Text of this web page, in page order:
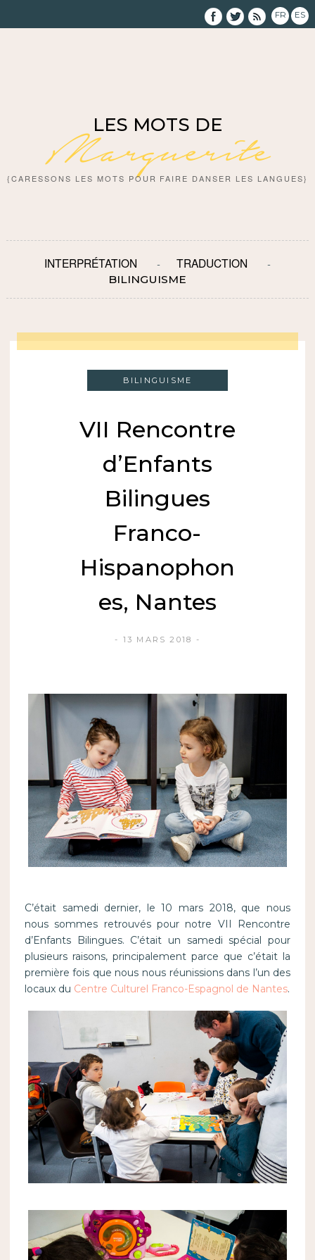
FR ES
LES MOTS DE
Marguerite
{CARESSONS LES MOTS POUR FAIRE DANSER LES LANGUES}
INTERPRÉTATION TRADUCTION
BILINGUISME
BILINGUISME
VII Rencontre
d’Enfants
Bilingues
Franco-
Hispanophon
es, Nantes
13 MARS 2018
C’était samedi dernier, le 10 mars 2018, que nous
nous sommes retrouvés pour notre VII Rencontre
d’Enfants Bilingues. C’était un samedi spécial pour
plusieurs raisons, principalement parce que c’était la
première fois que nous nous réunissions dans l’un des
locaux du Centre Culturel Franco-Espagnol de Nantes.